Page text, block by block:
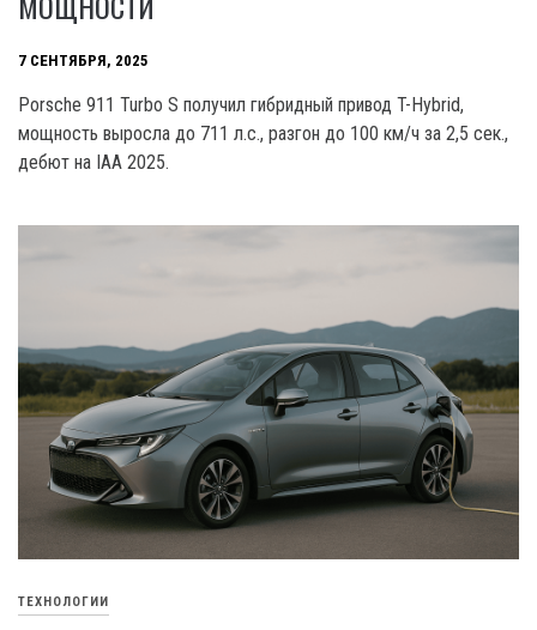
7 СЕНТЯБРЯ, 2025
Porsche 911 Turbo S получил гибридный привод T-Hybrid,
мощность выросла до 711 л.с., разгон до 100 км/ч за 2,5 сек.,
дебют на IAA 2025.
ТЕХНОЛОГИИ